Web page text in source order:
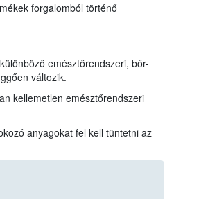
forgalomból történő
emésztőrendszeri, bőr-
változik.
kellemetlen emésztőrendszeri
anyagokat fel kell tüntetni az